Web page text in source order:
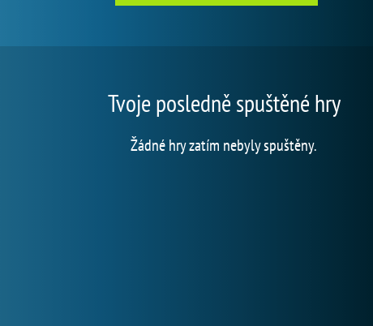
Tvoje posledně spuštěné hry
Žádné hry zatím nebyly spuštěny.